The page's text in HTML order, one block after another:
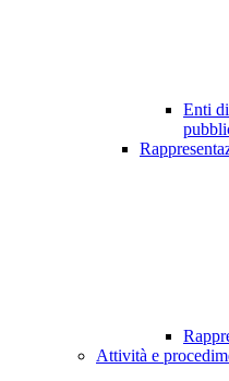
Enti
Attività e